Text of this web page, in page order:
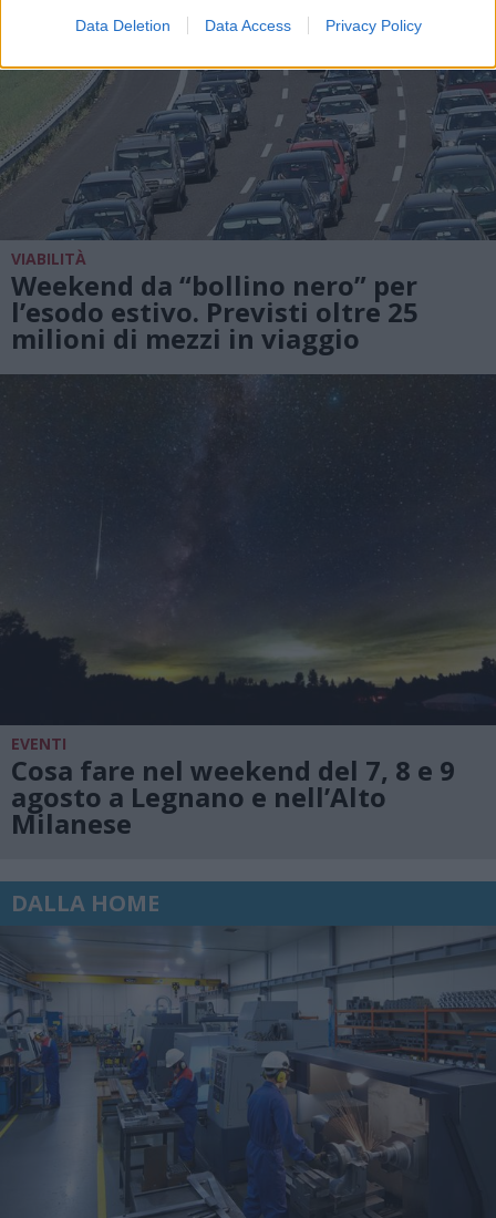
Data Deletion Data Access Privacy Policy
VIABILITÀ
Weekend da “bollino nero” per
l’esodo estivo. Previsti oltre 25
milioni di mezzi in viaggio
EVENTI
Cosa fare nel weekend del 7, 8 e 9
agosto a Legnano e nell’Alto
Milanese
DALLA HOME